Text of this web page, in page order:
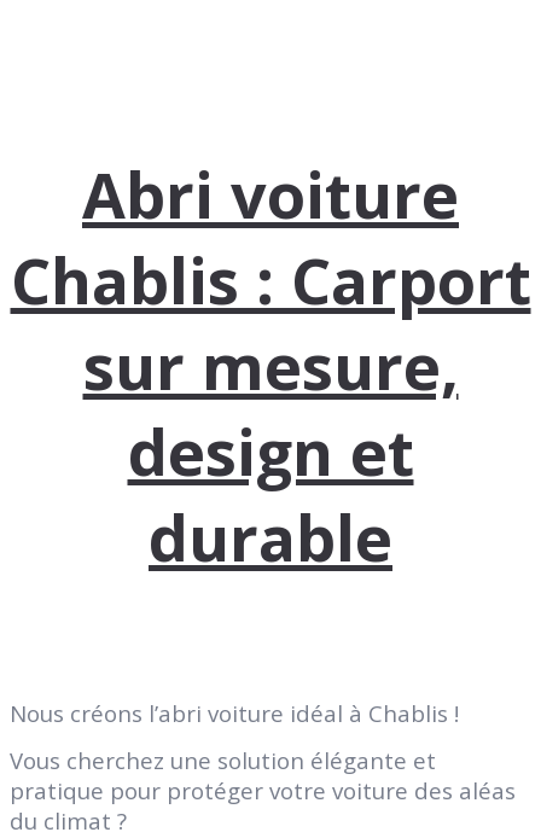
Abri voiture
Chablis : Carport
sur mesure,
design et
durable
Nous créons l’abri voiture idéal à Chablis !
Vous cherchez une solution élégante et
pratique pour protéger votre voiture des aléas
du climat ?